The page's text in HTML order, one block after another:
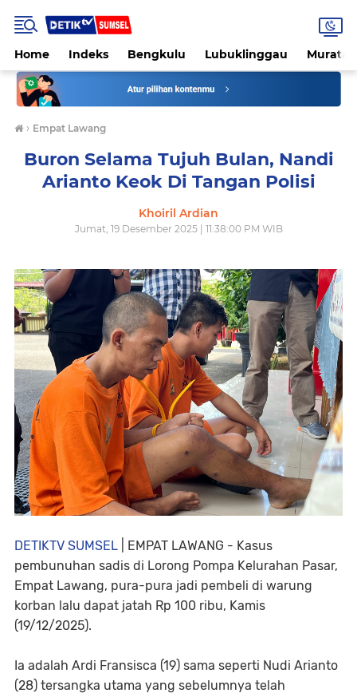
Home Indeks Bengkulu Lubuklinggau
› Empat Lawang
Buron Selama Tujuh Bulan, Nandi
Arianto Keok Di Tangan Polisi
Khoiril Ardian
Jumat, 19 Desember 2025 | 11:38:00 PM WIB
DETIKTV SUMSEL | EMPAT LAWANG - Kasus
pembunuhan sadis di Lorong Pompa Kelurahan Pasar,
Empat Lawang, pura-pura jadi pembeli di warung
korban lalu dapat jatah Rp 100 ribu, Kamis
(19/12/2025).
Ia adalah Ardi Fransisca (19) sama seperti Nudi Arianto
(28) tersangka utama yang sebelumnya telah